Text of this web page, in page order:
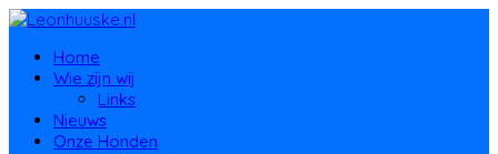
Home
Wie zijn wij
Links
Nieuws
Onze Honden